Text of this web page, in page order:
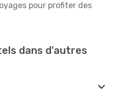
pour profiter des
dans d'autres